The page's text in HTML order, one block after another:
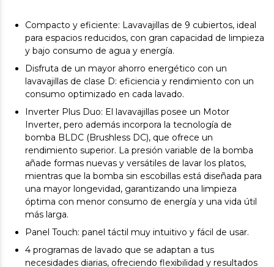
Compacto y eficiente: Lavavajillas de 9 cubiertos, ideal
para espacios reducidos, con gran capacidad de limpieza
y bajo consumo de agua y energía.
Disfruta de un mayor ahorro energético con un
lavavajillas de clase D: eficiencia y rendimiento con un
consumo optimizado en cada lavado.
Inverter Plus Duo: El lavavajillas posee un Motor
Inverter, pero además incorpora la tecnología de
bomba BLDC (Brushless DC), que ofrece un
rendimiento superior. La presión variable de la bomba
añade formas nuevas y versátiles de lavar los platos,
mientras que la bomba sin escobillas está diseñada para
una mayor longevidad, garantizando una limpieza
óptima con menor consumo de energía y una vida útil
más larga.
Panel Touch: panel táctil muy intuitivo y fácil de usar.
4 programas de lavado que se adaptan a tus
necesidades diarias, ofreciendo flexibilidad y resultados